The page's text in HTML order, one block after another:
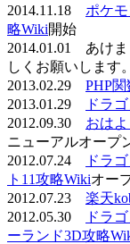
2014.11.18 ポケ
略Wiki開始
2014.01.01 あけ
しくお願いします。
2013.02.29 PHP
2013.01.29
ドラ
2012.09.30 おは
ニューアルオープ
2012.07.24
ドラ
ト11攻略Wikiオー
2012.07.23 楽天
2012.05.30
ドラ
ーランド3D攻略